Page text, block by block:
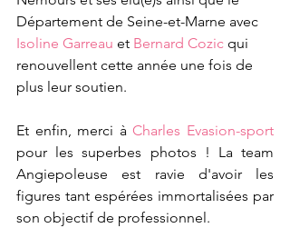
Département de Seine-et-Marne avec
Isoline Garreau et Bernard Cozic qui
renouvellent cette année une fois de
plus leur soutien.
Et enfin, merci à Charles Evasion-sport
pour les superbes photos ! La team
Angiepoleuse est ravie d'avoir les
figures tant espérées immortalisées par
son objectif de professionnel.